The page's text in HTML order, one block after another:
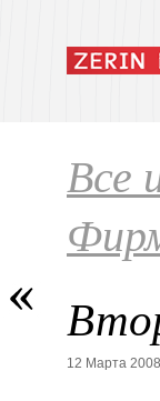
Все
12 Марта 2008